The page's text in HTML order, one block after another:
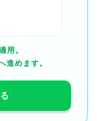
用。
進めます。